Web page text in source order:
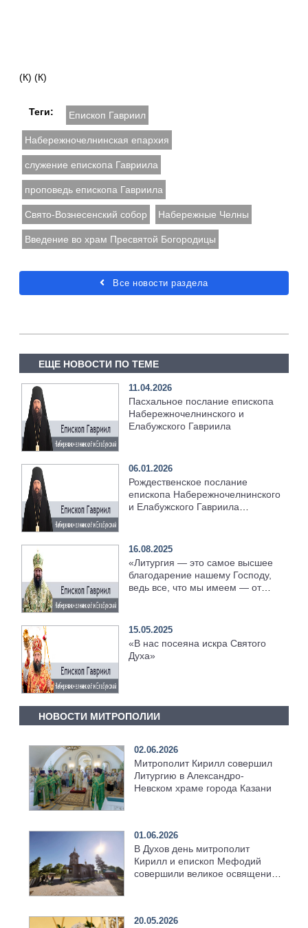
(К) (К)
Теги: Епископ Гавриил
Набережночелнинская епархия
служение епископа Гавриила
проповедь епископа Гавриила
Свято-Вознесенский собор Набережные Челны
Введение во храм Пресвятой Богородицы
Все новости раздела
ЕЩЕ НОВОСТИ ПО ТЕМЕ
11.04.2026
Пасхальное послание епископа
Набережночелнинского и
Елабужского Гавриила
06.01.2026
Рождественское послание
епископа Набережночелнинского
и Елабужского Гавриила
16.08.2025
«Литургия — это самое высшее
благодарение нашему Господу,
ведь все, что мы имеем — от
15.05.2025
«В нас посеяна искра Святого
Духа»
НОВОСТИ МИТРОПОЛИИ
02.06.2026
Митрополит Кирилл совершил
Литургию в Александро-
Невском храме города Казани
01.06.2026
В Духов день митрополит
Кирилл и епископ Мефодий
совершили великое освящение
20.05.2026